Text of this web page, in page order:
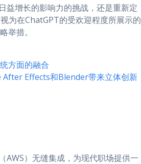
益增长的影响力的挑战，还是重新定
为在ChatGPT的受欢迎程度所展示的
举措。
方面的融合
Effects和Blender带来立体创新
AWS）无缝集成，为现代职场提供一